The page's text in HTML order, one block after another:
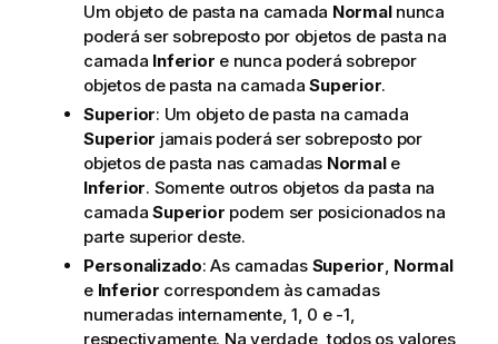
Um objeto de pasta na camada Normalnunca
poderá ser sobreposto por objetos de pasta na
camada Inferior e nunca poderá sobrepor
objetos de pasta na camadaSuperior.
Superior: Um objeto de pasta na camada
Superior jamais poderá ser sobreposto por
objetos de pasta nas camadas Normale
Inferior. Somente outros objetos da pasta na
camadaSuperior podem ser posicionados na
parte superior deste.
Personalizado: As camadas Superior, Normal
e Inferior correspondem às camadas
numeradas internamente, 1, 0 e -1,
respectivamente. Na verdade, todos os valores